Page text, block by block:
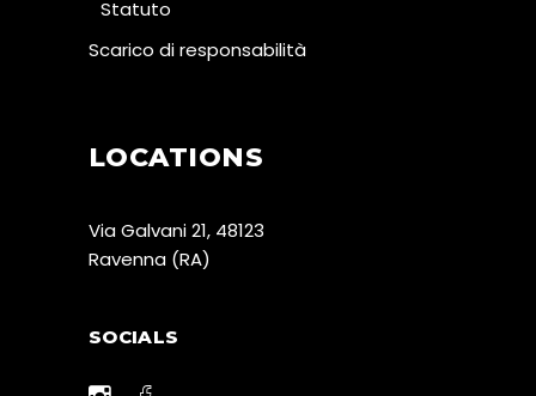
Statuto
Scarico di responsabilità
LOCATIONS
Via Galvani 21, 48123
Ravenna (RA)
SOCIALS